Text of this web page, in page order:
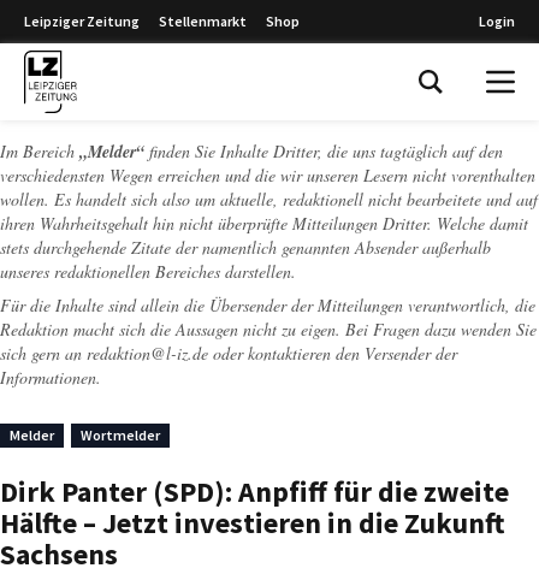
Leipziger Zeitung Stellenmarkt Shop Login
Im Bereich „Melder“ finden Sie Inhalte Dritter, die uns tagtäglich auf den
verschiedensten Wegen erreichen und die wir unseren Lesern nicht vorenthalten
wollen. Es handelt sich also um aktuelle, redaktionell nicht bearbeitete und auf
ihren Wahrheitsgehalt hin nicht überprüfte Mitteilungen Dritter. Welche damit
stets durchgehende Zitate der namentlich genannten Absender außerhalb
unseres redaktionellen Bereiches darstellen.
Für die Inhalte sind allein die Übersender der Mitteilungen verantwortlich, die
Redaktion macht sich die Aussagen nicht zu eigen. Bei Fragen dazu wenden Sie
sich gern an redaktion@l-iz.de oder kontaktieren den Versender der
Informationen.
Melder Wortmelder
Dirk Panter (SPD): Anpfiff für die zweite
Hälfte – Jetzt investieren in die Zukunft
Sachsens